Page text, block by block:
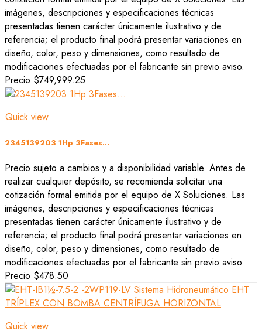
imágenes, descripciones y especificaciones técnicas
presentadas tienen carácter únicamente ilustrativo y de
referencia; el producto final podrá presentar variaciones en
diseño, color, peso y dimensiones, como resultado de
modificaciones efectuadas por el fabricante sin previo aviso.
Precio $749,999.25
Quick view
2345139203 1Hp 3Fases...
Precio sujeto a cambios y a disponibilidad variable. Antes de
realizar cualquier depósito, se recomienda solicitar una
cotización formal emitida por el equipo de X Soluciones. Las
imágenes, descripciones y especificaciones técnicas
presentadas tienen carácter únicamente ilustrativo y de
referencia; el producto final podrá presentar variaciones en
diseño, color, peso y dimensiones, como resultado de
modificaciones efectuadas por el fabricante sin previo aviso.
Precio $478.50
Quick view